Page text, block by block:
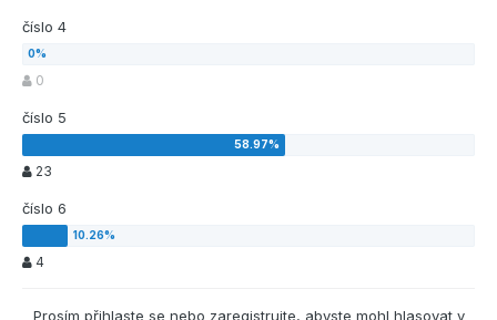
číslo 4
0
číslo 5
23
číslo 6
4
Prosím přihlaste se nebo zaregistrujte, abyste mohl hlasovat v